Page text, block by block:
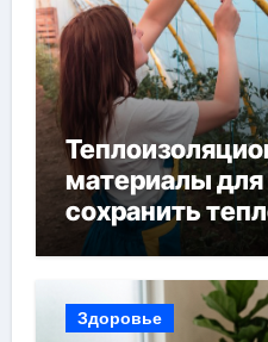
материалы для
сохранить
богатый урожай
Здоровье